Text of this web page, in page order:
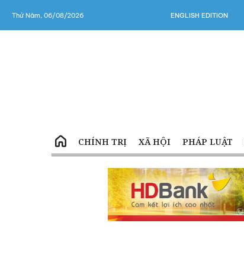
Thứ Năm, 06/08/2026 ENGLISH EDITION
CHÍNH TRỊ XÃ HỘI PHÁP LUẬT